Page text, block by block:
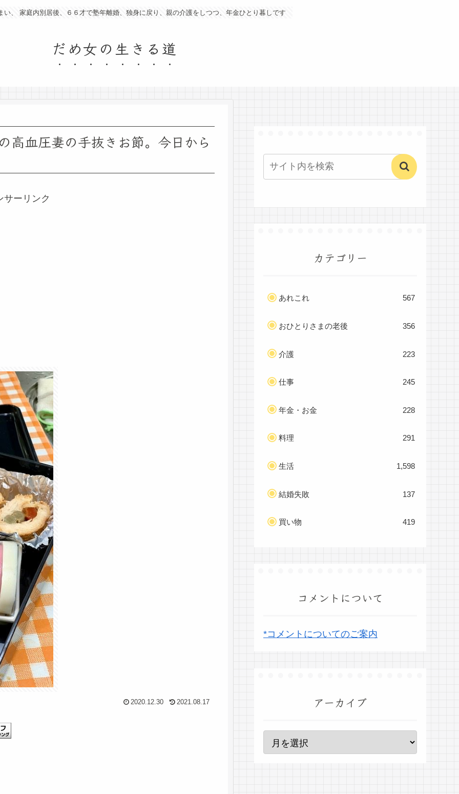
い、 家庭内別居後、６６才で塾年離婚、独身に戻り、親の介護をしつつ、年金ひとり暮しです
だめ女の生きる道
高血圧妻の手抜きお節。今日から
サーリンク
2020.12.30 2021.08.17
カテゴリー
あれこれ 567
おひとりさまの老後 356
介護 223
仕事 245
年金・お金 228
料理 291
生活 1,598
結婚失敗 137
買い物 419
コメントについて
*コメントについてのご案内
アーカイブ